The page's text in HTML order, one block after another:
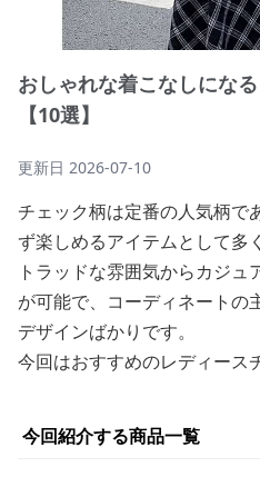
おしゃれな着こなしにな
【10選】
更新日 2026-07-10
チェック柄は定番の人気柄で
ず楽しめるアイテムとして多
トラッドな雰囲気からカジ
が可能で、コーディネートの
デザインばかりです。
今回はおすすめのレディース
今回紹介する商品一覧